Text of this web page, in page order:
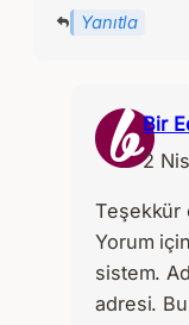
Yanıtla
Bir
2
Teşekkür
Yorum
sistem.
adresi.